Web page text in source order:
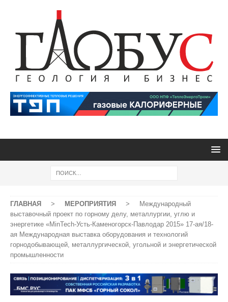
ГЛАВНАЯ > МЕРОПРИЯТИЯ >
Международный
выставочный проект по горному делу, металлургии, углю и
энергетике «MinTech-Усть-Каменогорск-Павлодар 2015» 17-ая/18-
ая Международная выставка оборудования и технологий
горнодобывающей, металлургической, угольной и энергетической
промышленности